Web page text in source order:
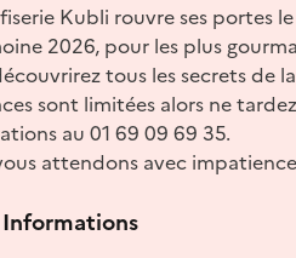
Kubli rouvre ses portes
2026, pour les plus
tous les secrets de
sont limitées alors ne
au 01 69 09 69 35.
attendons avec
Informations